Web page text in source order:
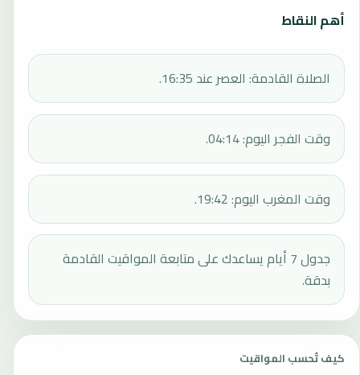
أهم النقاط
الصلاة القادمة: العصر عند 16:35.
وقت الفجر اليوم: 04:14.
وقت المغرب اليوم: 19:42.
جدول 7 أيام يساعدك على متابعة المواقيت القادمة
بدقة.
كيف تُحسب المواقيت